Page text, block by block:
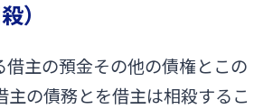
）
借主の預金その他の債権とこの
主の債務とを借主は相殺するこ